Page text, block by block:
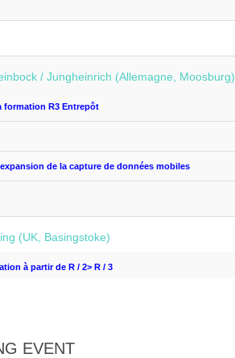
/ Jungheinrich (Allemagne, Moosburg)
formation R3 Entrepôt
de la capture de données mobiles
(UK, Basingstoke)
à partir de R / 2> R / 3
EVENT